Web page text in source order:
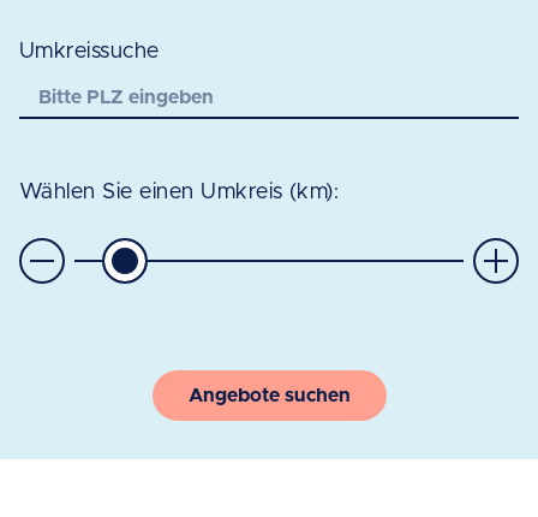
Umkreissuche
Wählen Sie einen Umkreis (km):
Angebote suchen